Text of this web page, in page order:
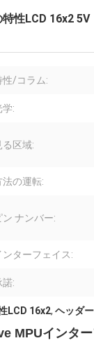
性LCD 16x2 5V
性/コラム:
学:
る区域:
法の運転:
ン ナンバー:
ンターフェイス:
諾:
LCD 16x2, ヘッダ
MPUインタ